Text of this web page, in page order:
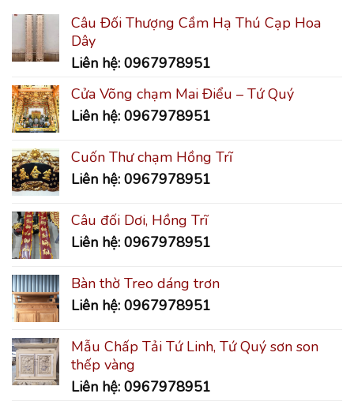
Câu Đối Thượng Cầm Hạ Thú Cạp Hoa
Dây
Liên hệ: 0967978951
Cửa Võng chạm Mai Điểu – Tứ Quý
Liên hệ: 0967978951
Cuốn Thư chạm Hồng Trĩ
Liên hệ: 0967978951
Câu đối Dơi, Hồng Trĩ
Liên hệ: 0967978951
Bàn thờ Treo dáng trơn
Liên hệ: 0967978951
Mẫu Chấp Tải Tứ Linh, Tứ Quý sơn son
thếp vàng
Liên hệ: 0967978951